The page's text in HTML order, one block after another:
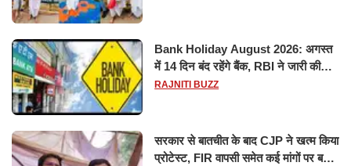
Bank Holiday August 2026: अगस्त
में 14 दिन बंद रहेंगे बैंक, RBI ने जारी की
छुट्टियों की लिस्ट​​​​​​​
RAJNITI BUZZ
सरकार से बातचीत के बाद CJP ने खत्म किया
प्रोटेस्ट, FIR वापसी समेत कई मांगों पर बनी